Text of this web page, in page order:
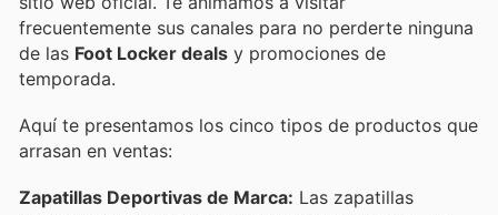
frecuentemente sus canales para no perderte ninguna
de las Foot Locker deals y promociones de
temporada.
Aquí te presentamos los cinco tipos de productos que
arrasan en ventas:
Zapatillas Deportivas de Marca: Las zapatillas